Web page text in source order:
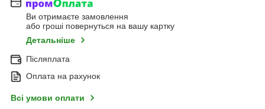
Ви отримаєте замовлення
або гроші повернуться на вашу картку
Детальніше
Післяплата
Оплата на рахунок
Всі умови оплати